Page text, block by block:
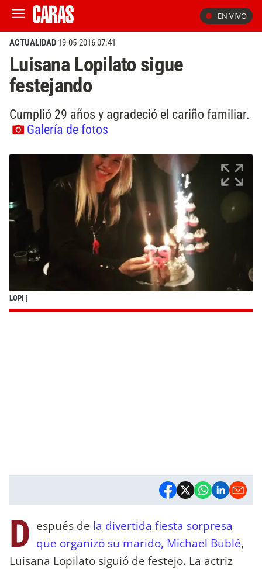
EN VIVO
ACTUALIDAD 19-05-2016 07:41
Luisana Lopilato sigue
festejando
Cumplió 29 años y agradeció el cariño familiar.
Galería de fotos
LOPI |
D espués de la divertida fiesta sorpresa
que organizó su marido, Michael Bublé,
Luisana Lopilato siguió de festejo. La actriz